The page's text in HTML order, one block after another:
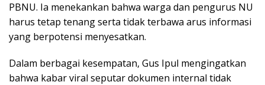
PBNU. Ia menekankan bahwa warga dan pengurus NU
harus tetap tenang serta tidak terbawa arus informasi
yang berpotensi menyesatkan.
Dalam berbagai kesempatan, Gus Ipul mengingatkan
bahwa kabar viral seputar dokumen internal tidak